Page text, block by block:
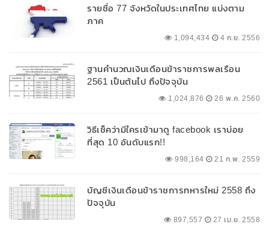
รายชื่อ 77 จังหวัดในประเทศไทย แบ่งตาม
ภาค
1,094,434 4 ก.ย. 2556
ฐานคำนวณเงินเดือนข้าราชการพลเรือน
2561 เป็นต้นไป ถึงปัจจุบัน
1,024,876 26 พ.ค. 2560
วิธีเช็คว่ามีใครเข้ามาดู facebook เราบ่อย
ที่สุด 10 อันดับแรก!!
998,164 21 ก.พ. 2559
บัญชีเงินเดือนข้าราชการทหารใหม่ 2558 ถึง
ปัจจุบัน
897,557 27 เม.ย. 2558